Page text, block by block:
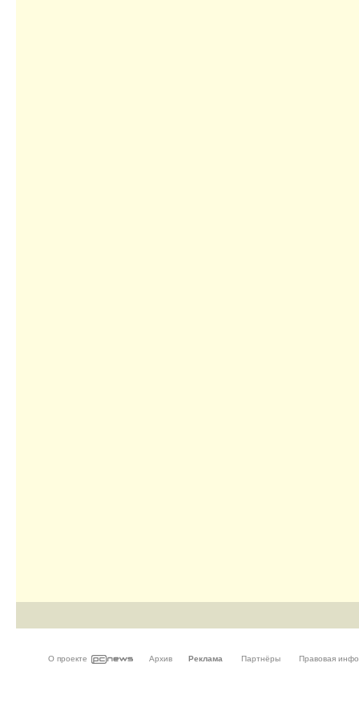
О проекте Архив Реклама Партнёры Правовая